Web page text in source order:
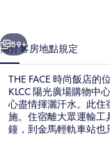
相
片
集
個 下一個
59+
簡介客房地點規定
THE FACE 時尚飯店的
KLCC 陽光廣場購物中
心盡情揮灑汗水。此住
施。住宿離大眾運輸工
鐘，到金馬輕軌車站也